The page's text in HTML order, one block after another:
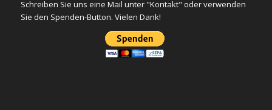
Schreiben Sie uns eine Mail unter "Kontakt" oder verwenden
Sie den Spenden-Button. Vielen Dank!